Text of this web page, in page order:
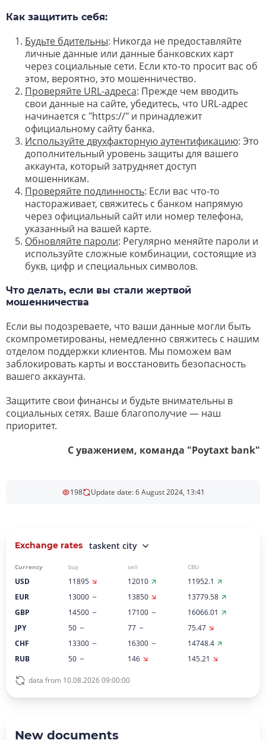
Как защитить себя:
Будьте бдительны: Никогда не предоставляйте
личные данные или данные банковских карт
через социальные сети. Если кто-то просит вас об
этом, вероятно, это мошенничество.
Проверяйте URL-адреса: Прежде чем вводить
свои данные на сайте, убедитесь, что URL-адрес
начинается с "https://" и принадлежит
официальному сайту банка.
Используйте двухфакторную аутентификацию: Это
дополнительный уровень защиты для вашего
аккаунта, который затрудняет доступ
мошенникам.
Проверяйте подлинность: Если вас что-то
настораживает, свяжитесь с банком напрямую
через официальный сайт или номер телефона,
указанный на вашей карте.
Обновляйте пароли: Регулярно меняйте пароли и
используйте сложные комбинации, состоящие из
букв, цифр и специальных символов.
Что делать, если вы стали жертвой
мошенничества
Если вы подозреваете, что ваши данные могли быть
скомпрометированы, немедленно свяжитесь с нашим
отделом поддержки клиентов. Мы поможем вам
заблокировать карты и восстановить безопасность
вашего аккаунта.
Защитите свои финансы и будьте внимательны в
социальных сетях. Ваше благополучие — наш
приоритет.
С уважением, команда "Poytaxt bank"
198 Update date: 6 August 2024, 13:41
Exchange rates taskent city
Currency buy sell CBU
USD 11895 12010
11952.1
EUR
13000 13850
13779.58
GBP
14500 17100
16066.01
JPY
50 77
75.47
CHF
13300 16300
14748.4
RUB
50 146 145.21
data from 10.08.2026 09:00:00
New documents